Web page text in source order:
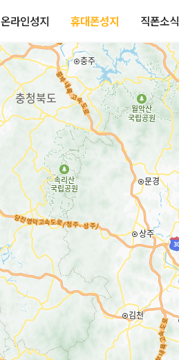
온라인성지 휴대폰성지 직폰소식